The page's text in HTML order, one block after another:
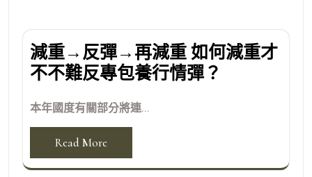
減重→反彈→再減重 如何減重才
不不難反專包養行情彈？
本年國度有關部分將連...
Read More